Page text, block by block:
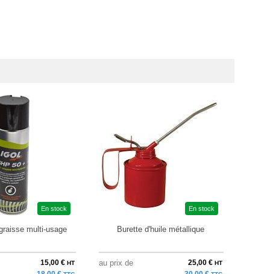
En stock
multi-usage
15,00 € HT
En stock
Burette d'huile métallique
au prix de 25,00 € HT